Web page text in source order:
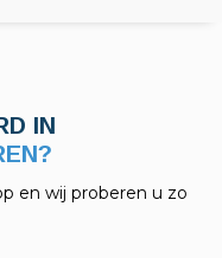
IN
en wij proberen u zo